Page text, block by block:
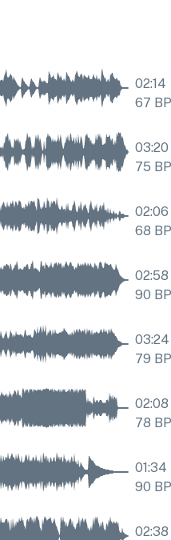
02:14
67
03:20
75
02:06
68
02:58
90
03:24
79
02:08
78
01:34
90
02:38